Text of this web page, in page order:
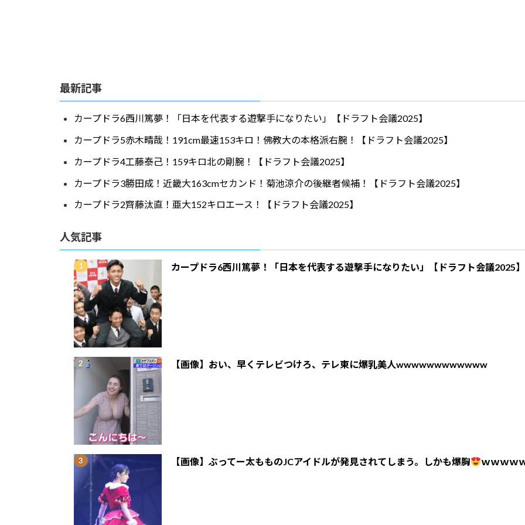
最新記事
カープドラ6西川篤夢！「日本を代表する遊撃手になりたい」【ドラフト会議2025】
カープドラ5赤木晴哉！191cm最速153キロ！佛教大の本格派右腕！【ドラフト会議2025】
カープドラ4工藤泰己！159キロ北の剛腕！【ドラフト会議2025】
カープドラ3勝田成！近畿大163cmセカンド！菊池涼介の後継者候補！【ドラフト会議2025】
カープドラ2齊藤汰直！亜大152キロエース！【ドラフト会議2025】
人気記事
カープドラ6西川篤夢！「日本を代表する遊撃手になりたい」【ドラフト会議2025】
【画像】おい、早くテレビつけろ、テレ東に爆乳美人wwwwwwwwwwww
【画像】ぶってー太もものJCアイドルが発見されてしまう。しかも爆胸 ｗｗｗｗ